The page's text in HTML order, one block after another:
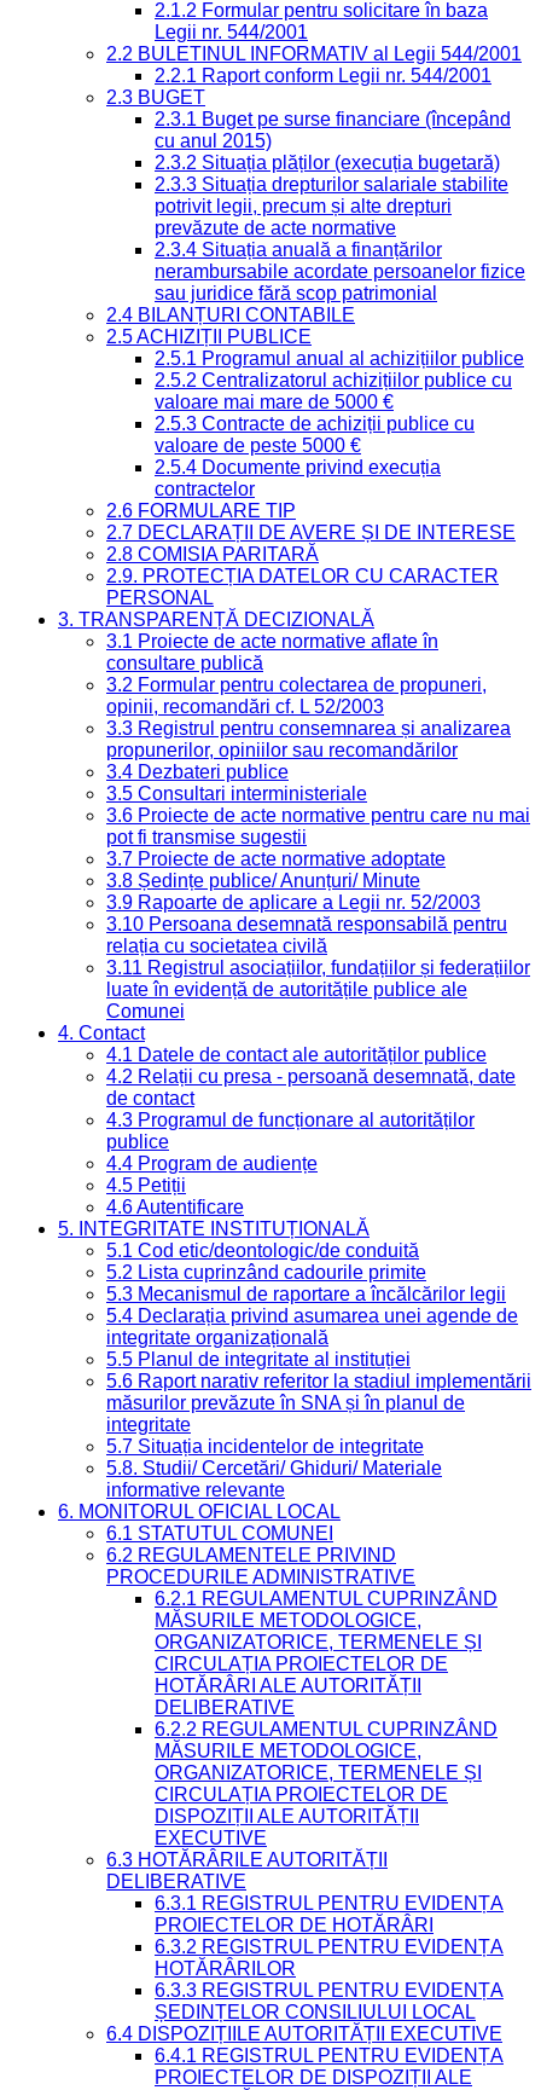
2.1.2 Formular pentru solicitare în baza
Legii nr. 544/2001
2.2 BULETINUL INFORMATIV al Legii 544/2001
2.2.1 Raport conform Legii nr. 544/2001
2.3 BUGET
2.3.1 Buget pe surse financiare (începând
cu anul 2015)
2.3.2 Situația plăților (execuția bugetară)
2.3.3 Situația drepturilor salariale stabilite
potrivit legii, precum și alte drepturi
prevăzute de acte normative
2.3.4 Situația anuală a finanțărilor
nerambursabile acordate persoanelor fizice
sau juridice fără scop patrimonial
2.4 BILANȚURI CONTABILE
2.5 ACHIZIȚII PUBLICE
2.5.1 Programul anual al achizițiilor publice
2.5.2 Centralizatorul achizițiilor publice cu
valoare mai mare de 5000 €
2.5.3 Contracte de achiziții publice cu
valoare de peste 5000 €
2.5.4 Documente privind execuția
contractelor
2.6 FORMULARE TIP
2.7 DECLARAȚII DE AVERE ȘI DE INTERESE
2.8 COMISIA PARITARĂ
2.9. PROTECȚIA DATELOR CU CARACTER
PERSONAL
3. TRANSPARENȚĂ DECIZIONALĂ
3.1 Proiecte de acte normative aflate în
consultare publică
3.2 Formular pentru colectarea de propuneri,
opinii, recomandări cf. L 52/2003
3.3 Registrul pentru consemnarea și analizarea
propunerilor, opiniilor sau recomandărilor
3.4 Dezbateri publice
3.5 Consultari interministeriale
3.6 Proiecte de acte normative pentru care nu mai
pot fi transmise sugestii
3.7 Proiecte de acte normative adoptate
3.8 Ședințe publice/ Anunțuri/ Minute
3.9 Rapoarte de aplicare a Legii nr. 52/2003
3.10 Persoana desemnată responsabilă pentru
relația cu societatea civilă
3.11 Registrul asociațiilor, fundațiilor și federațiilor
luate în evidență de autoritățile publice ale
Comunei
4. Contact
4.1 Datele de contact ale autorităților publice
4.2 Relații cu presa - persoană desemnată, date
de contact
4.3 Programul de funcționare al autorităților
publice
4.4 Program de audiențe
4.5 Petiții
4.6 Autentificare
5. INTEGRITATE INSTITUȚIONALĂ
5.1 Cod etic/deontologic/de conduită
5.2 Lista cuprinzând cadourile primite
5.3 Mecanismul de raportare a încălcărilor legii
5.4 Declarația privind asumarea unei agende de
integritate organizațională
5.5 Planul de integritate al instituției
5.6 Raport narativ referitor la stadiul implementării
măsurilor prevăzute în SNA și în planul de
integritate
5.7 Situația incidentelor de integritate
5.8. Studii/ Cercetări/ Ghiduri/ Materiale
informative relevante
6. MONITORUL OFICIAL LOCAL
6.1 STATUTUL COMUNEI
6.2 REGULAMENTELE PRIVIND
PROCEDURILE ADMINISTRATIVE
6.2.1 REGULAMENTUL CUPRINZÂND
MĂSURILE METODOLOGICE,
ORGANIZATORICE, TERMENELE ȘI
CIRCULAȚIA PROIECTELOR DE
HOTĂRÂRI ALE AUTORITĂȚII
DELIBERATIVE
6.2.2 REGULAMENTUL CUPRINZÂND
MĂSURILE METODOLOGICE,
ORGANIZATORICE, TERMENELE ȘI
CIRCULAȚIA PROIECTELOR DE
DISPOZIȚII ALE AUTORITĂȚII
EXECUTIVE
6.3 HOTĂRÂRILE AUTORITĂȚII
DELIBERATIVE
6.3.1 REGISTRUL PENTRU EVIDENȚA
PROIECTELOR DE HOTĂRÂRI
6.3.2 REGISTRUL PENTRU EVIDENȚA
HOTĂRÂRILOR
6.3.3 REGISTRUL PENTRU EVIDENȚA
ȘEDINȚELOR CONSILIULUI LOCAL
6.4 DISPOZIȚIILE AUTORITĂȚII EXECUTIVE
6.4.1 REGISTRUL PENTRU EVIDENȚA
PROIECTELOR DE DISPOZIȚII ALE